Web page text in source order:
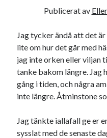
december 2021
oktober 2021
september 2021
Logga in
Publicerat av
Jag tycker ändå att det
lite om hur det går med
jag inte orken eller viljan
tanke bakom längre. Jag
gång i tiden, och några
inte längre. Åtminstone
Jag tänkte iallafall ge er
sysslat med de senaste